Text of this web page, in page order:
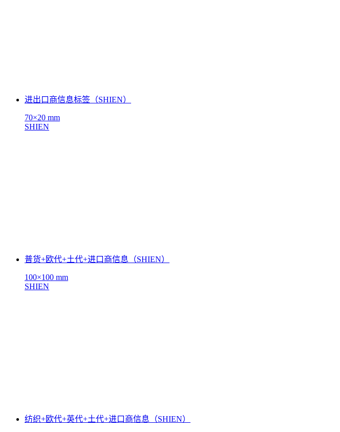
进出口商信息标签（SHIEN）
70×20 mm
SHIEN
普货+欧代+土代+进口商信息（SHIEN）
100×100 mm
SHIEN
纺织+欧代+英代+土代+进口商信息（SHIEN）